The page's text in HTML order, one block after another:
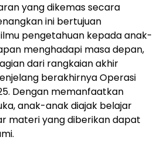
yang dikemas secara
ini bertujuan
pengetahuan kepada anak-
menghadapi masa depan,
dari rangkaian akhir
berakhirnya Operasi
Dengan memanfaatkan
anak-anak diajak belajar
materi yang diberikan dapat